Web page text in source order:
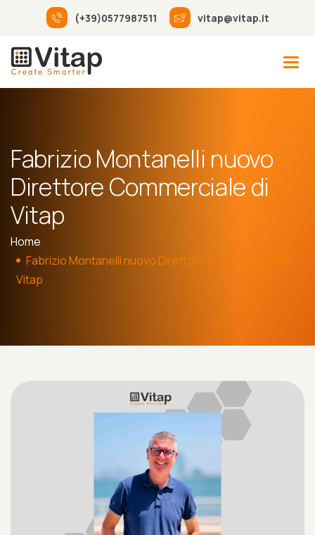
(+39)0577987511 vitap@vitap.it
Fabrizio Montanelli nuovo
Direttore Commerciale di
Vitap
Home
Fabrizio Montanelli nuovo Direttore Commerciale di
Vitap